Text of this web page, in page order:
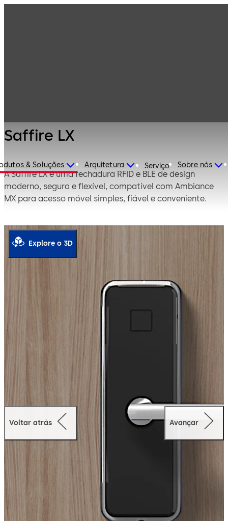
& Soluções Arquitetura Serviço Sobre nós
Saffire LX
A Saffire LX é uma fechadura RFID e BLE de design
moderno, segura e flexível, compatível com Ambiance
MX para acesso móvel simples, fiável e conveniente.
Voltar atrás Avançar
Explore o 3D